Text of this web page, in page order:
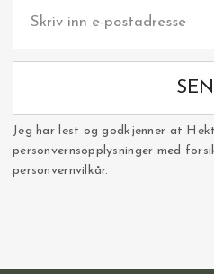
Jeg har lest og godkjenner at
personvernsopplysninger med
personvernvilkår.